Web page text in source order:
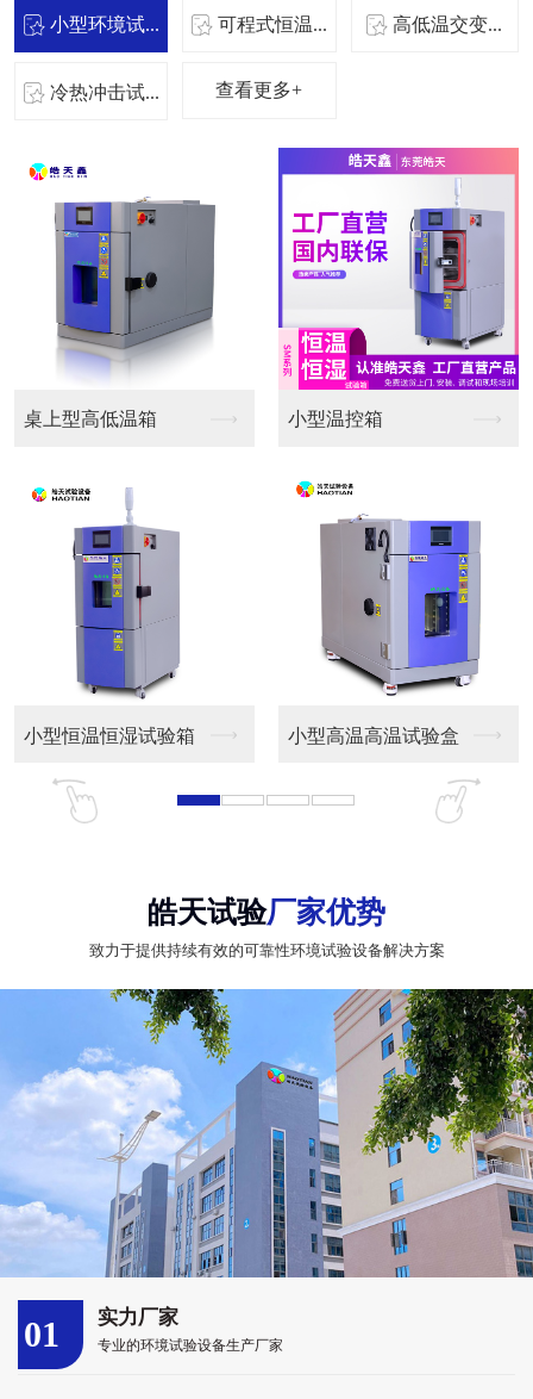
小型环境试... 可程式恒温... 高低温交变...
冷热冲击试... 查看更多+
桌上型高低温箱 小型温控箱
小型恒温恒湿试验箱 小型高温高温试验盒
皓天试验厂家优势
致力于提供持续有效的可靠性环境试验设备解决方案
01 实力厂家
专业的环境试验设备生产厂家